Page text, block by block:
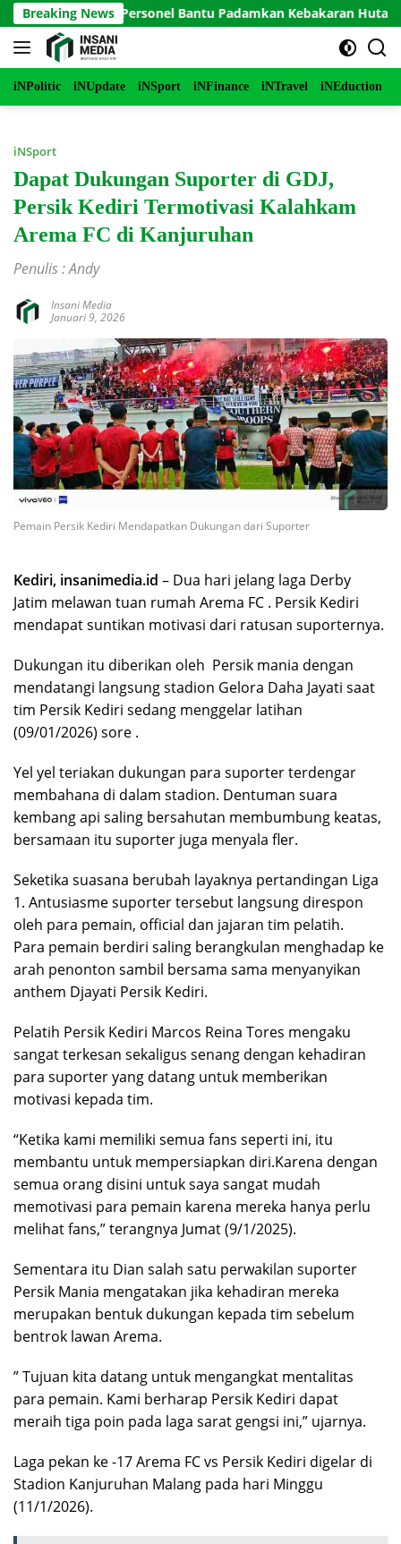
Langsung
ke
konten
Breaking News
Personel Bantu Padamkan Kebakaran Hutan di
iNPolitic iNUpdate iNSport iNFinance iNTravel iNEduction
iNSport
Dapat Dukungan Suporter di GDJ,
Persik Kediri Termotivasi Kalahkam
Arema FC di Kanjuruhan
Penulis : Andy
Insani Media
Januari 9, 2026
Pemain Persik Kediri Mendapatkan Dukungan dari Suporter
Kediri, insanimedia.id – Dua hari jelang laga Derby
Jatim melawan tuan rumah Arema FC . Persik Kediri
mendapat suntikan motivasi dari ratusan suporternya.
Dukungan itu diberikan oleh Persik mania dengan
mendatangi langsung stadion Gelora Daha Jayati saat
tim Persik Kediri sedang menggelar latihan
(09/01/2026) sore .
Yel yel teriakan dukungan para suporter terdengar
membahana di dalam stadion. Dentuman suara
kembang api saling bersahutan membumbung keatas,
bersamaan itu suporter juga menyala fler.
Seketika suasana berubah layaknya pertandingan Liga
1. Antusiasme suporter tersebut langsung direspon
oleh para pemain, official dan jajaran tim pelatih.
Para pemain berdiri saling berangkulan menghadap ke
arah penonton sambil bersama sama menyanyikan
anthem Djayati Persik Kediri.
Pelatih Persik Kediri Marcos Reina Tores mengaku
sangat terkesan sekaligus senang dengan kehadiran
para suporter yang datang untuk memberikan
motivasi kepada tim.
“Ketika kami memiliki semua fans seperti ini, itu
membantu untuk mempersiapkan diri.Karena dengan
semua orang disini untuk saya sangat mudah
memotivasi para pemain karena mereka hanya perlu
melihat fans,” terangnya Jumat (9/1/2025).
Sementara itu Dian salah satu perwakilan suporter
Persik Mania mengatakan jika kehadiran mereka
merupakan bentuk dukungan kepada tim sebelum
bentrok lawan Arema.
” Tujuan kita datang untuk mengangkat mentalitas
para pemain. Kami berharap Persik Kediri dapat
meraih tiga poin pada laga sarat gengsi ini,” ujarnya.
Laga pekan ke -17 Arema FC vs Persik Kediri digelar di
Stadion Kanjuruhan Malang pada hari Minggu
(11/1/2026).